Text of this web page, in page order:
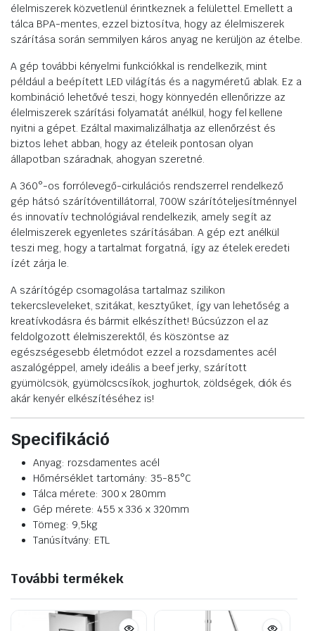
élelmiszerek közvetlenül érintkeznek a felülettel. Emellett a
tálca BPA-mentes, ezzel biztosítva, hogy az élelmiszerek
szárítása során semmilyen káros anyag ne kerüljön az ételbe.
A gép további kényelmi funkciókkal is rendelkezik, mint
például a beépített LED világítás és a nagyméretű ablak. Ez a
kombináció lehetővé teszi, hogy könnyedén ellenőrizze az
élelmiszerek szárítási folyamatát anélkül, hogy fel kellene
nyitni a gépet. Ezáltal maximalizálhatja az ellenőrzést és
biztos lehet abban, hogy az ételeik pontosan olyan
állapotban száradnak, ahogyan szeretné.
A 360°-os forrólevegő-cirkulációs rendszerrel rendelkező
gép hátsó szárítóventillátorral, 700W szárítóteljesítménnyel
és innovatív technológiával rendelkezik, amely segít az
élelmiszerek egyenletes szárításában. A gép ezt anélkül
teszi meg, hogy a tartalmat forgatná, így az ételek eredeti
ízét zárja le.
A szárítógép csomagolása tartalmaz szilikon
tekercsleveleket, szitákat, kesztyűket, így van lehetőség a
kreatívkodásra és bármit elkészíthet! Búcsúzzon el az
feldolgozott élelmiszerektől, és köszöntse az
egészségesebb életmódot ezzel a rozsdamentes acél
aszalógéppel, amely ideális a beef jerky, szárított
gyümölcsök, gyümölcscsíkok, joghurtok, zöldségek, diók és
akár kenyér elkészítéséhez is!
Specifikáció
Anyag: rozsdamentes acél
Hőmérséklet tartomány: 35-85°C
Tálca mérete: 300 x 280mm
Gép mérete: 455 x 336 x 320mm
Tömeg: 9,5kg
Tanúsítvány: ETL
További termékek